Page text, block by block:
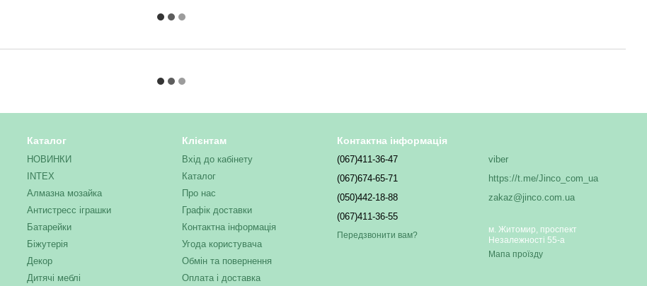
Каталог
НОВИНКИ
INTEX
Алмазна мозайка
Антистресс іграшки
Батарейки
Біжутерія
Декор
Дитячі меблі
Клієнтам
Вхід до кабінету
Каталог
Про нас
Графік доставки
Контактна інформація
Угода користувача
Обмін та повернення
Оплата і доставка
Контактна інформація
(067)411-36-47
(067)674-65-71
(050)442-18-88
(067)411-36-55
Передзвонити вам?
viber
https://t.me/Jinco_com_ua
zakaz@jinco.com.ua
м. Житомир, проспект
Незалежності 55-а
Мапа проїзду